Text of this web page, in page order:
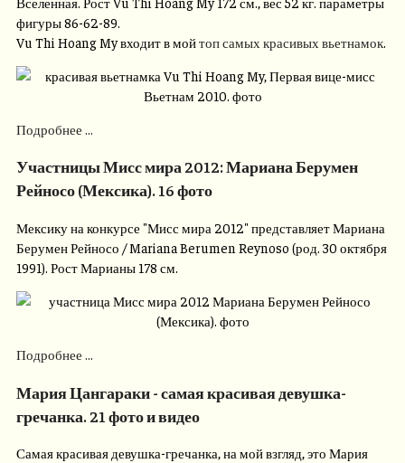
фигуры 86-62-89.
Vu Thi Hoang My входит в мойтоп самых красивых вьетнамок.
Подробнее ...
Участницы Мисс мира 2012: Мариана Берумен
Рейносо (Мексика). 16 фото
Мексику на конкурсе "Мисс мира 2012" представляет Мариана
Берумен Рейносо / Mariana Berumen Reynoso (род. 30 октября
1991). Рост Марианы 178 см.
Подробнее ...
Мария Цангараки - самая красивая девушка-
гречанка. 21 фото и видео
Самая красивая девушка-гречанка, на мой взгляд, это Мария